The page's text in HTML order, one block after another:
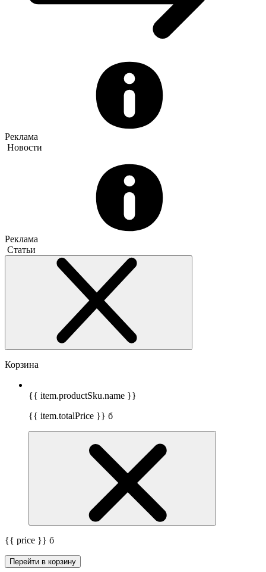
Реклама
Новости
Реклама
Статьи
Корзина
{{ item.productSku.name }}
{{ item.totalPrice }} б
{{ price }} б
Перейти в корзину